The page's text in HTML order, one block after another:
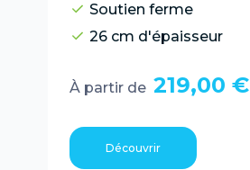
Soutien ferme
26 cm d'épaisseur
À partir de 219,00 €
Découvrir